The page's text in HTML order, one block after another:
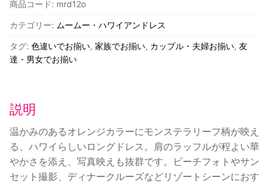
リ
ー
フ
柄
フ
ル
ロ
ン
グ
ド
商品コード: mrd12o
カテゴリー: ムームー・ハワイアンドレス
タグ: 色違いでお揃い, 家族でお揃い, カップル・夫婦お揃い, 友
達・男女でお揃い
説明
温かみのあるオレンジカラーにモンステラリーフ柄が映え
る、ハワイらしいロングドレス。肩のラッフルが程よい華
やかさを添え、写真映えも抜群です。ビーチフォトやサン
セット撮影、ディナークルーズなどリゾートシーンにおす